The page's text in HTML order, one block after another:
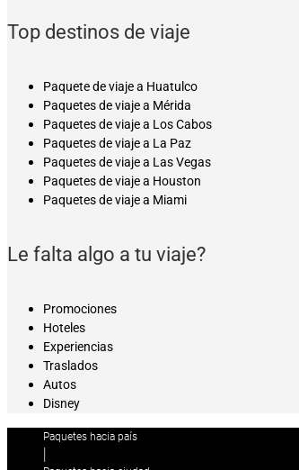
Top destinos de viaje
Paquete de viaje a Huatulco
Paquetes de viaje a Mérida
Paquetes de viaje a Los Cabos
Paquetes de viaje a La Paz
Paquetes de viaje a Las Vegas
Paquetes de viaje a Houston
Paquetes de viaje a Miami
Le falta algo a tu viaje?
Promociones
Hoteles
Experiencias
Traslados
Autos
Disney
Paquetes hacia país
|